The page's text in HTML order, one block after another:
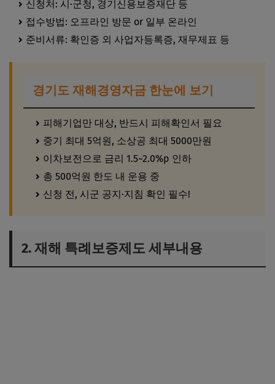
신청처: 시·군청, 경기신용보증재단 등
접수방법: 오프라인 방문 or 일부 온라인
준비서류: 확인증 외 사업자등록증, 재무제표 등
경기도 재해경영자금 한눈에 보기
피해기업만 대상, 반드시 피해확인서 필요
중기 최대 5억원, 소상공 최대 5000만원
이차보전으로 금리 1.5~2.0%p 인하
총 500억원 한도 내 운용 중
신청 전, 시군 공지·지침 확인 필수!
2. 재해 특례보증제도 세부내용